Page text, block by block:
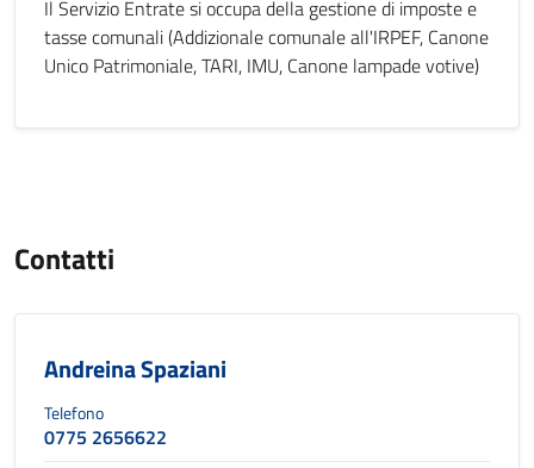
Il Servizio Entrate si occupa della gestione di imposte e
tasse comunali (Addizionale comunale all'IRPEF, Canone
Unico Patrimoniale, TARI, IMU, Canone lampade votive)
Contatti
Andreina Spaziani
Telefono
0775 2656622